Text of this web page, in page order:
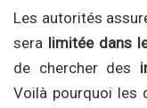
Les autorités
sera limitée dans
de chercher des
Voilà pourquoi les